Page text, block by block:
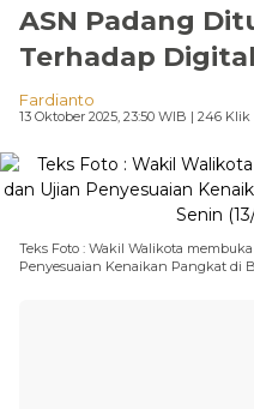
ASN Padang
Terhadap
Fardianto
13 Oktober 2025, 23:50 WIB | 246 Klik
Teks Foto : Wakil Walikota
Penyesuaian Kenaikan Pangkat di